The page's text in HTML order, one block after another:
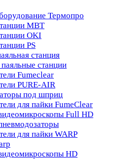
Термопро
MBT
OKI
PS
станция
станции
Fumeclear
PURE-AIR
под шприц
для пайки FumeClear
Full HD
для пайки WARP
HD